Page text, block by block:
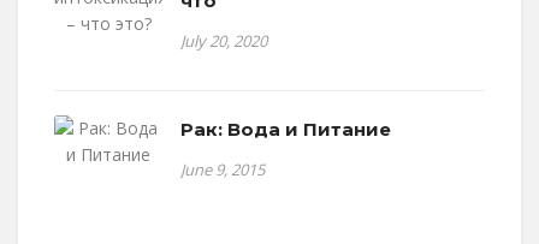
July 20, 2020
Рак: Вода и Питание
June 9, 2015